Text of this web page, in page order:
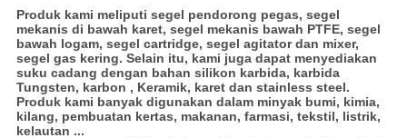
Produk kami meliputi segel pendorong pegas, segel
mekanis di bawah karet, segel mekanis bawah PTFE, segel
bawah logam, segel cartridge, segel agitator dan mixer,
segel gas kering. Selain itu, kami juga dapat menyediakan
suku cadang dengan bahan silikon karbida, karbida
Tungsten, karbon , Keramik, karet dan stainless steel.
Produk kami banyak digunakan dalam minyak bumi, kimia,
kilang, pembuatan kertas, makanan, farmasi, tekstil, listrik,
kelautan ...